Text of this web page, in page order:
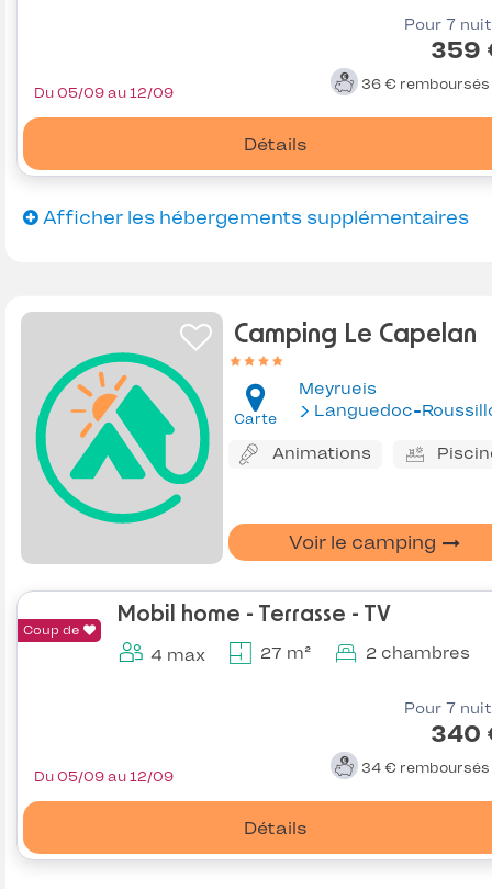
Pour 7
359
36 € remboursés
Détails
Du 05/09 au 12/09
Afficher les hébergements supplémentaires
Camping Le Capelan
Carte
Meyrueis
Languedoc-
Animations
Voir le camping
Coup de
Mobil home - Terrasse - TV
4 max 27 m² 2 chambres
Pour 7
340
34 € remboursés
Détails
Du 05/09 au 12/09